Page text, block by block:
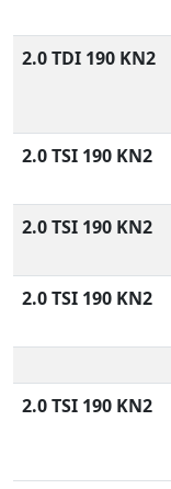
2.0 TDI 190 KN2
2.0 TSI 190 KN2
2.0 TSI 190 KN2
2.0 TSI 190 KN2
2.0 TSI 190 KN2